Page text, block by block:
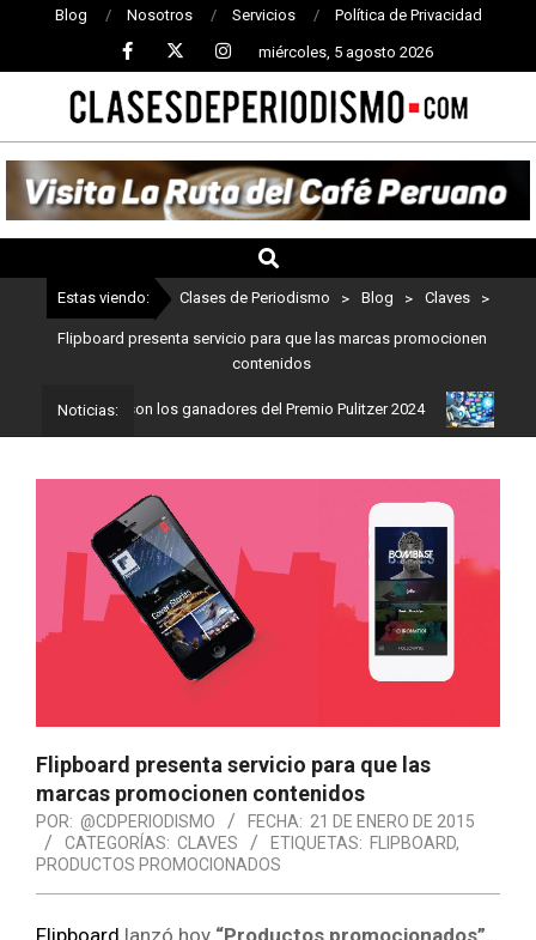
Blog Nosotros Servicios Política de Privacidad
miércoles, 5 agosto 2026
CLASES
DE
PERIODISMO
Estas viendo: Clases de Periodismo > Blog > Claves >
Flipboard presenta servicio para que las marcas promocionen
contenidos
Noticias:
Estos son los ganadores del Premio Pulitzer 2024
Flipboard presenta servicio para que las
marcas promocionen contenidos
POR: @CDPERIODISMO FECHA: 21 DE ENERO DE 2015
CATEGORÍAS: CLAVES ETIQUETAS: FLIPBOARD,
PRODUCTOS PROMOCIONADOS
Flipboard lanzó hoy “Productos promocionados”,